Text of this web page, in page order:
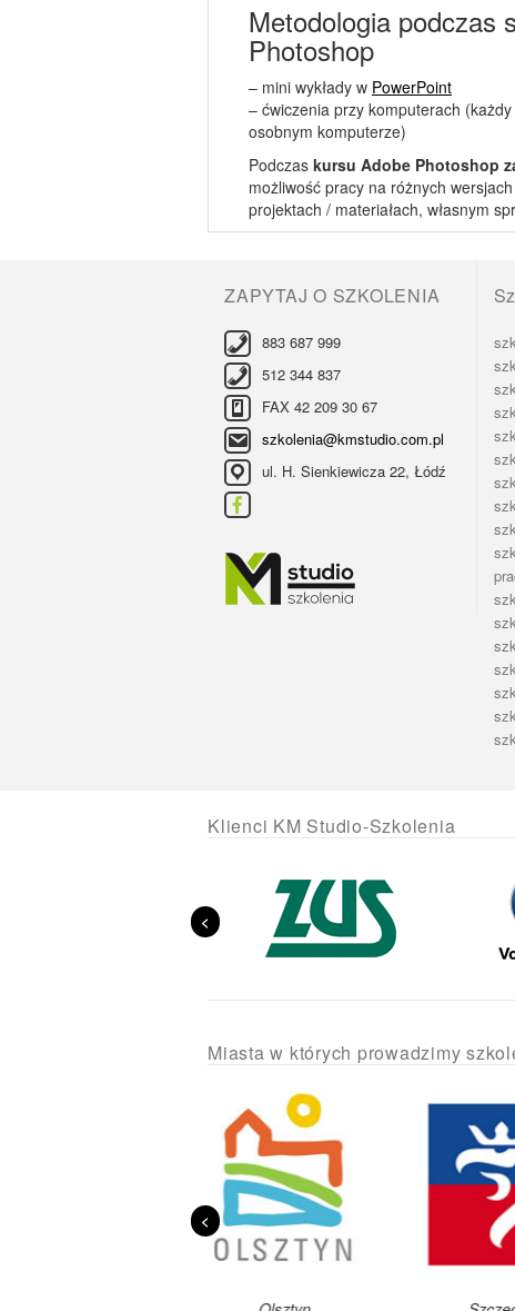
Metodologia podczas
Photoshop
– mini wykłady w PowerPoint
– ćwiczenia przy komputerach
osobnym komputerze)
Podczas kursu Adobe Photoshop
możliwość pracy na różnych
projektach / materiałach, własnym
ZAPYTAJ O SZKOLENIA
883 687 999
512 344 837
FAX 42 209 30 67
szkolenia@kmstudio.com.pl
ul. H. Sienkiewicza 22, Łódź
Klienci KM Studio-Szkolenia
<
Miasta w których prowadzimy
<